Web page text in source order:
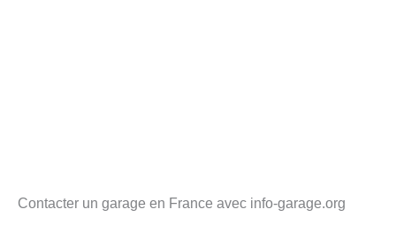
Contacter un garage en France avec info-garage.org